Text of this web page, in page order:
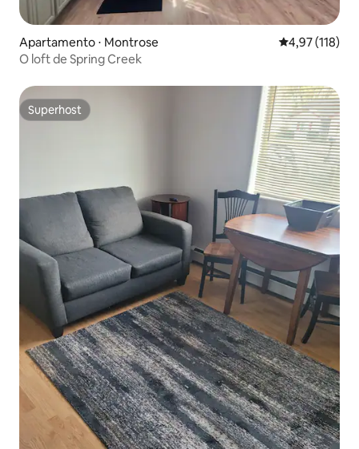
Apartamento ⋅ Montrose 4,97 de uma
4,97 (118)
O loft de Spring Creek
Superhost
Superhost